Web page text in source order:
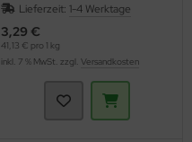
Lieferzeit: 1-4 Werktage
3,29 €
41,13 € pro 1 kg
inkl. 7 % MwSt. zzgl. Versandkosten